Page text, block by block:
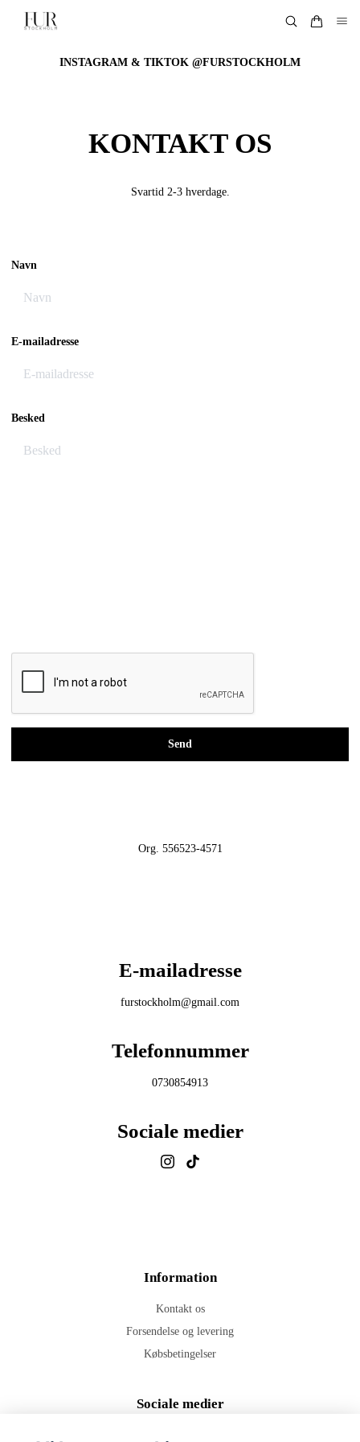
INSTAGRAM & TIKTOK @FURSTOCKHOLM
KONTAKT OS
Svartid 2-3 hverdage.
Navn
E-mailadresse
Besked
Send
Org. 556523-4571
E-mailadresse
furstockholm@gmail.com
Telefonnummer
0730854913
Sociale medier
Information
Kontakt os
Forsendelse og levering
Købsbetingelser
Sociale medier